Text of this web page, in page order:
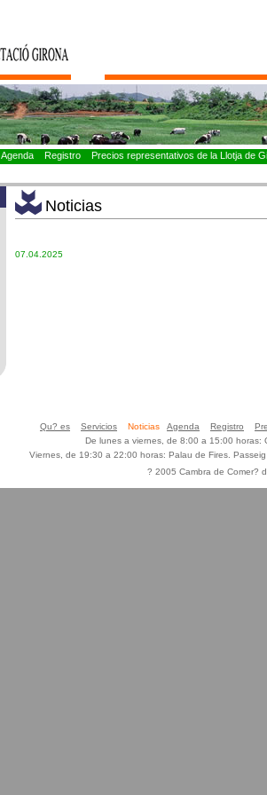
Agenda Registro Precios representativos de la Llotja de
Noticias
07.04.2025
Qu? es Servicios Noticias Agenda Registro
De lunes a viernes, de 8:00 a 15:00 horas:
Viernes, de 19:30 a 22:00 horas: Palau de Fires.
? 2005 Cambra de Comer?